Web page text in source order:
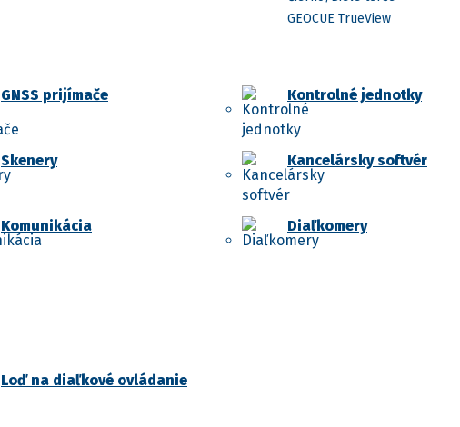
GEOCUE TrueView
GNSS prijímače Kontrolné jednotky
Skenery Kancelársky softvér
Komunikácia Diaľkomery
Loď na diaľkové ovládanie